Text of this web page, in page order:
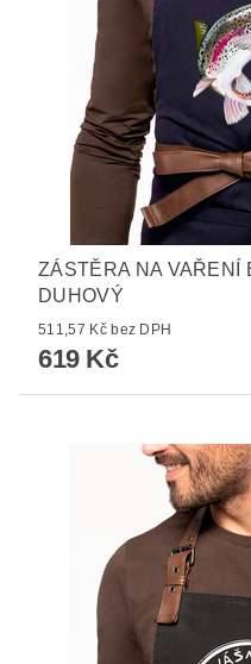
ZÁSTĚRA NA VAŘENÍ
DUHOVÝ
511,57 Kč bez DPH
619 Kč